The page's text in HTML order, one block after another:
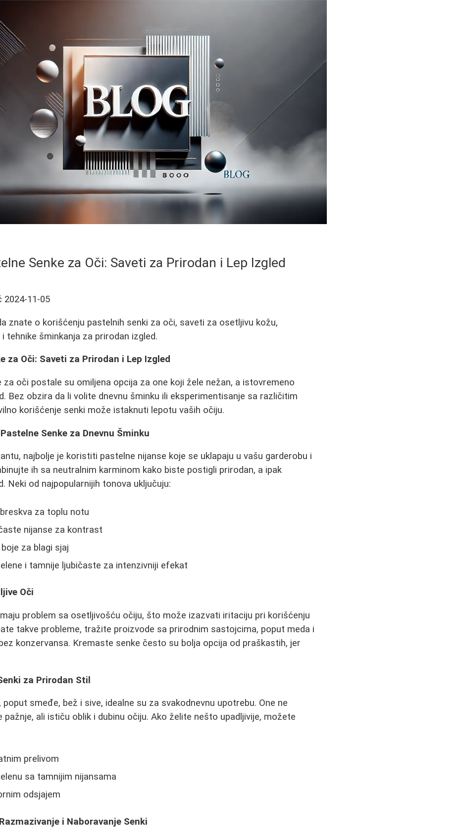
Senke za Oči: Saveti za Prirodan i Lep Izgled
2024-11-05
znate o korišćenju pastelnih senki za oči, saveti za osetljivu kožu,
tehnike šminkanja za prirodan izgled.
za Oči: Saveti za Prirodan i Lep Izgled
za oči postale su omiljena opcija za one koji žele nežan, a istovremeno
Bez obzira da li volite dnevnu šminku ili eksperimentisanje sa različitim
korišćenje senki može istaknuti lepotu vaših očiju.
Senke za Dnevnu Šminku
najbolje je koristiti pastelne nijanse koje se uklapaju u vašu garderobu i
ih sa neutralnim karminom kako biste postigli prirodan, a ipak
Neki od najpopularnijih tonova uključuju:
za toplu notu
nijanse za kontrast
za blagi sjaj
i tamnije ljubičaste za intenzivniji efekat
Oči
problem sa osetljivošću očiju, što može izazvati iritaciju pri korišćenju
takve probleme, tražite proizvode sa prirodnim sastojcima, poput meda i
konzervansa. Kremaste senke često su bolja opcija od praškastih, jer
za Prirodan Stil
poput smeđe, bež i sive, idealne su za svakodnevnu upotrebu. One ne
pažnje, ali ističu oblik i dubinu očiju. Ako želite nešto upadljivije, možete
prelivom
sa tamnijim nijansama
odsjajem
i Naboravanje Senki